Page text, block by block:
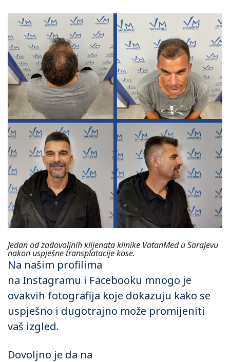
Jedan od zadovoljnih klijenata klinike VatanMed u Sarajevu
nakon uspješne transplatacije kose.
Na našim profilima
na Instagramu i Facebooku mnogo je
ovakvih fotografija koje dokazuju kako se
uspješno i dugotrajno može promijeniti
vaš izgled.
Dovoljno je da na